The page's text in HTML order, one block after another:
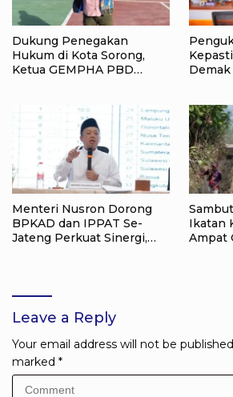
Dukung Penegakan
Hukum di Kota Sorong,
Ketua GEMPHA PBD
Demak
Menteri Nusron Dorong
BPKAD dan IPPAT Se-
Jateng Perkuat Sinergi,
Ikatan
Ampat
Leave a Reply
Your email address will not be
marked *